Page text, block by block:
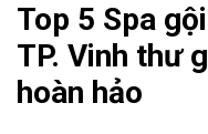
Top 5 Spa
TP. Vinh thư
hoàn hảo